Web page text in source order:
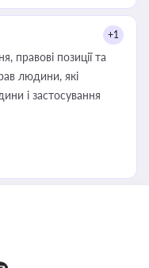
+1
правові позиції та
людини, які
і застосування